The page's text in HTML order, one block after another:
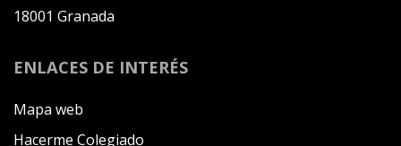
18001 Granada
ENLACES DE INTERÉS
Mapa web
Hacerme Colegiado